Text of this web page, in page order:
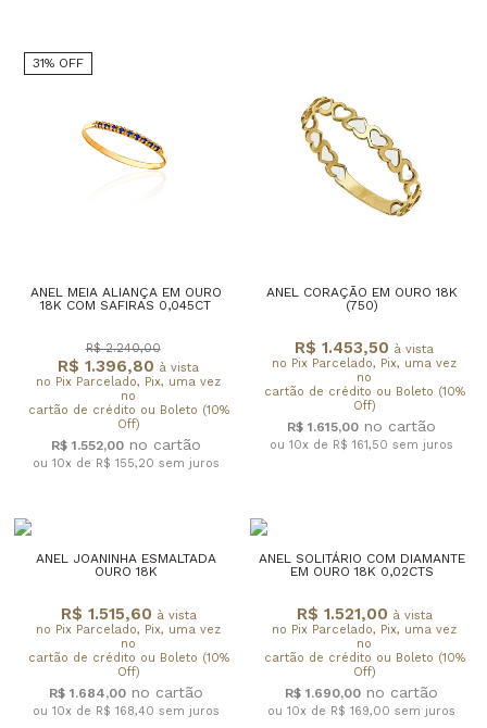
31% OFF
ANEL MEIA ALIANÇA EM OURO
18K COM SAFIRAS 0,045CT
R$ 1.396,80 à vista
no Pix Parcelado, Pix, uma vez
no
cartão de crédito ou Boleto (10%
Off)
R$ 2.240,00
R$ 1.552,00
ou 10x de R$ 155,20 sem juros
ANEL CORAÇÃO EM OURO 18K
(750)
R$ 1.453,50 à vista
no Pix Parcelado, Pix, uma vez
no
cartão de crédito ou Boleto (10%
Off)
R$ 1.615,00
ou 10x de R$ 161,50 sem juros
ANEL JOANINHA ESMALTADA
OURO 18K
R$ 1.515,60 à vista
no Pix Parcelado, Pix, uma vez
no
cartão de crédito ou Boleto (10%
Off)
R$ 1.684,00
ou 10x de R$ 168,40 sem juros
ANEL SOLITÁRIO COM DIAMANTE
EM OURO 18K 0,02CTS
R$ 1.521,00 à vista
no Pix Parcelado, Pix, uma vez
no
cartão de crédito ou Boleto (10%
Off)
R$ 1.690,00
ou 10x de R$ 169,00 sem juros